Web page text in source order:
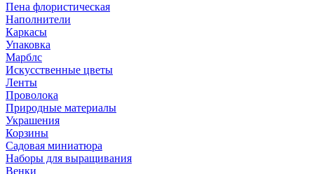
Пена флористическая
Наполнители
Каркасы
Упаковка
Марблс
Искусственные цветы
Ленты
Проволока
Природные материалы
Украшения
Корзины
Садовая миниатюра
Наборы для выращивания
Венки